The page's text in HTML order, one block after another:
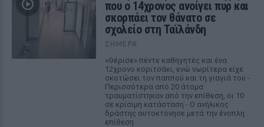
που ο 14χρονος ανοίγει πυρ και
σκορπάει τον θάνατο σε
σχολείο στη Ταϊλάνδη
ΣΉΜΕΡΑ
«Θέρισε» πέντε καθηγητές και ένα
12χρονο κοριτσάκι, ενώ νωρίτερα είχε
σκοτώσει τον παππού και τη γιαγιά του -
Περισσότερα από 20 άτομα
τραυματίστηκαν από την επίθεση, οι 10
σε κρίσιμη κατάσταση - Ο ανήλικος
δράστης αυτοκτόνησε μετά την ένοπλη
επίθεση